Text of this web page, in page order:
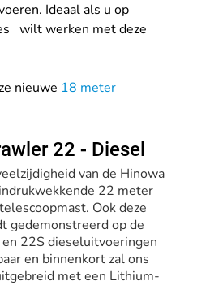
Ideaal als u op
wilt werken met deze
nieuwe 18 meter
22 - Diesel
van de Hinowa
22 meter
Ook deze
gedemonstreerd op de
22S dieseluitvoeringen
en binnenkort zal ons
met een Lithium-